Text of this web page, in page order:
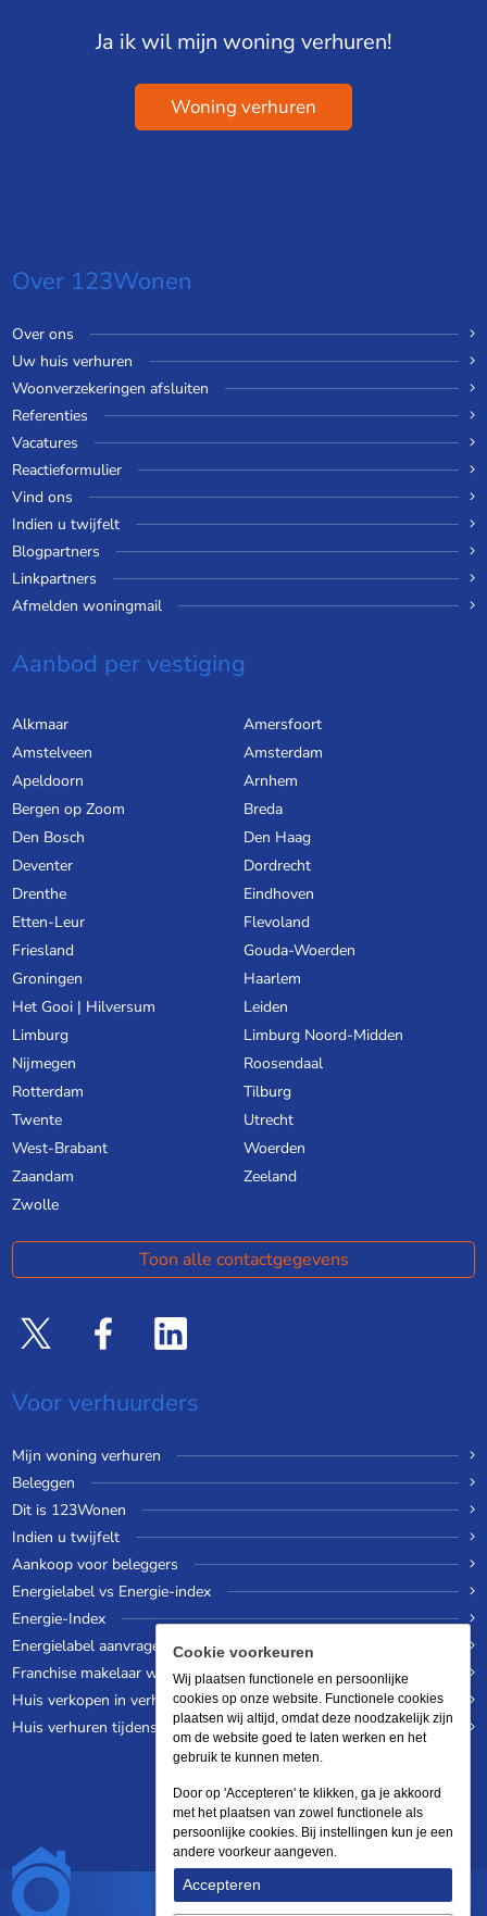
Ja ik wil mijn woning verhuren!
Woning verhuren
Over 123Wonen
Over ons
Uw huis verhuren
Woonverzekeringen afsluiten
Referenties
Vacatures
Reactieformulier
Vind ons
Indien u twijfelt
Blogpartners
Linkpartners
Afmelden woningmail
Aanbod per vestiging
Alkmaar
Amersfoort
Amstelveen
Amsterdam
Apeldoorn
Arnhem
Bergen op Zoom
Breda
Den Bosch
Den Haag
Deventer
Dordrecht
Drenthe
Eindhoven
Etten-Leur
Flevoland
Friesland
Gouda-Woerden
Groningen
Haarlem
Het Gooi | Hilversum
Leiden
Limburg
Limburg Noord-Midden
Nijmegen
Roosendaal
Rotterdam
Tilburg
Twente
Utrecht
West-Brabant
Woerden
Zaandam
Zeeland
Zwolle
Toon alle contactgegevens
Voor verhuurders
Mijn woning verhuren
Beleggen
Dit is 123Wonen
Indien u twijfelt
Aankoop voor beleggers
Energielabel vs Energie-index
Energie-Index
Energielabel aanvragen
Franchise makelaar worden
Huis verkopen in verhuurde staat
Huis verhuren tijdens een wereldreis
Cookie voorkeuren
Wij plaatsen functionele en persoonlijke
cookies op onze website. Functionele cookies
plaatsen wij altijd, omdat deze noodzakelijk zijn
om de website goed te laten werken en het
gebruik te kunnen meten.
Door op 'Accepteren' te klikken, ga je akkoord
met het plaatsen van zowel functionele als
persoonlijke cookies. Bij instellingen kun je een
andere voorkeur aangeven.
Accepteren